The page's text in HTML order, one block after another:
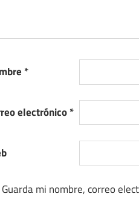
*
electrónico*
Guarda mi nombre, correo